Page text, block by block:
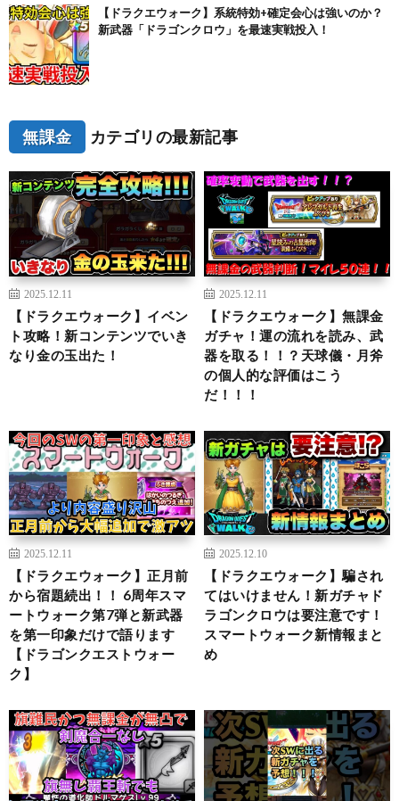
【ドラクエウォーク】系統特効+確定会心は強いのか？
新武器「ドラゴンクロウ」を最速実戦投入！
無課金 カテゴリの最新記事
2025.12.11
【ドラクエウォーク】イベン
ト攻略！新コンテンツでいき
なり金の玉出た！
2025.12.11
【ドラクエウォーク】無課金
ガチャ！運の流れを読み、武
器を取る！！？天球儀・月斧
の個人的な評価はこう
だ！！！
2025.12.11
【ドラクエウォーク】正月前
から宿題続出！！ 6周年スマ
ートウォーク第7弾と新武器
を第一印象だけで語ります
【ドラゴンクエストウォー
ク】
2025.12.10
【ドラクエウォーク】騙され
てはいけません！新ガチャド
ラゴンクロウは要注意です！
スマートウォーク新情報まと
め